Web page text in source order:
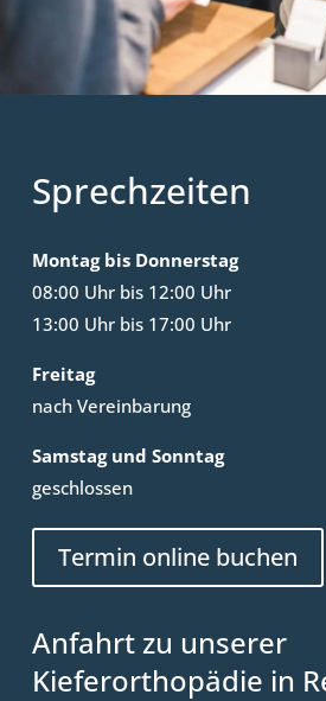
Sprechzeiten
Montag bis Donnerstag
08:00 Uhr bis 12:00 Uhr
13:00 Uhr bis 17:00 Uhr
Freitag
nach Vereinbarung
Samstag und Sonntag
geschlossen
Termin online buchen
Anfahrt zu unserer
Kieferorthopädie in